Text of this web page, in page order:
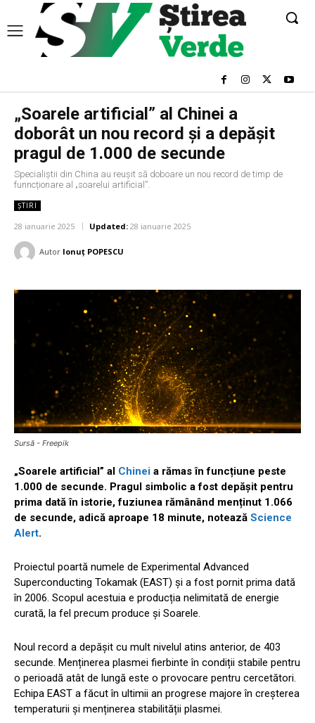
„Soarele artificial” al Chinei a
doborât un nou record și a depășit
pragul de 1.000 de secunde
Specialiștii din China au reușit să doboare un nou record de timp de
funncționare al „soarelui artificial”.
ȘTIRI
28 ianuarie 2025 Updated: 28 ianuarie 2025
Autor Ionuț POPESCU
Sursă - Freepik
„Soarele artificial” al Chinei a rămas în funcțiune peste
1.000 de secunde. Pragul simbolic a fost depășit pentru
prima dată în istorie, fuziunea rămânând menținut 1.066
de secunde, adică aproape 18 minute, notează Science
Alert.
Proiectul poartă numele de Experimental Advanced
Superconducting Tokamak (EAST) și a fost pornit prima dată
în 2006. Scopul acestuia e producția nelimitată de energie
curată, la fel precum produce și Soarele.
Noul record a depășit cu mult nivelul atins anterior, de 403
secunde. Menținerea plasmei fierbinte în condiții stabile pentru
o perioadă atât de lungă este o provocare pentru cercetători.
Echipa EAST a făcut în ultimii an progrese majore în creșterea
temperaturii și menținerea stabilității plasmei.